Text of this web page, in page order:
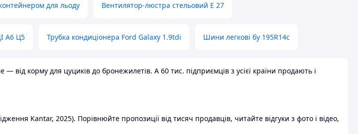
для льоду Вентилятор-люстра стельовий E 27
А6 Ц5 Трубка кондиціонера Ford Galaxy 1.9tdi Шини легкові бу 195R14c
корму для цуциків до бронежилетів. А 60 тис. підприємців з усієї країни продають і
Kantar, 2025). Порівнюйте пропозиції від тисяч продавців, читайте відгуки з фото і відео,